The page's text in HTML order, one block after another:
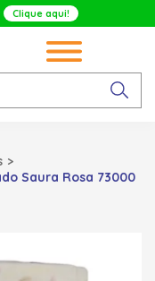
Clique aqui!
Saura Rosa 73000